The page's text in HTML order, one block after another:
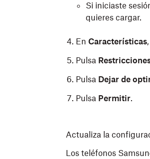
Si iniciaste
quieres cargar.
En Características
Pulsa
Pulsa Dejar de
Pulsa Permitir.
Actualiza la
Los teléfonos